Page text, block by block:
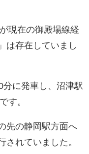
現在の御殿場線経
は存在していまし
に発車し、沼津駅
す。
先の静岡駅方面へ
されていました。